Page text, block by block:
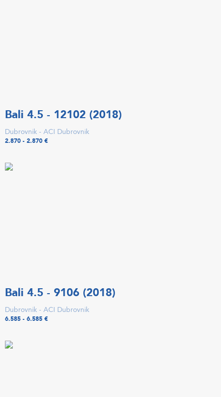
Bali 4.5 - 12102 (2018)
Dubrovnik - ACI Dubrovnik
2.870 - 2.870 €
Bali 4.5 - 9106 (2018)
Dubrovnik - ACI Dubrovnik
6.585 - 6.585 €